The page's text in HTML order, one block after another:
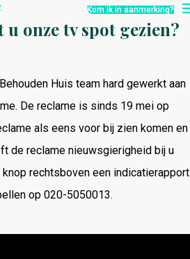
Kom ik in aanmerking?
u onze tv spot gezien?
Huis team hard gewerkt aan
De reclame is sinds 19 mei op
als eens voor bij zien komen en
de reclame nieuwsgierigheid bij u
rechtsboven een indicatierapport
op 020-5050013.